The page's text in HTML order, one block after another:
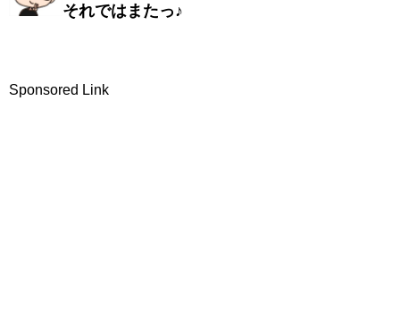
それではまたっ♪
Sponsored Link